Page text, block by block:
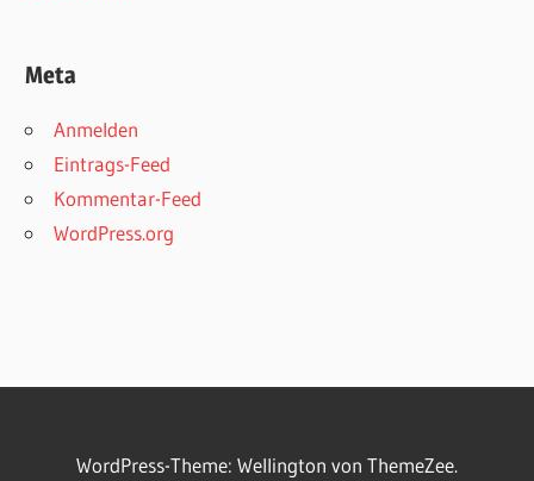
Meta
Anmelden
Eintrags-Feed
Kommentar-Feed
WordPress.org
WordPress-Theme: Wellington von ThemeZee.